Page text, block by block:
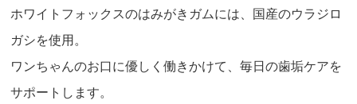
ホワイトフォックスのはみがきガムには、国産のウラジロ
ガシを使用。
ワンちゃんのお口に優しく働きかけて、毎日の歯垢ケアを
サポートします。